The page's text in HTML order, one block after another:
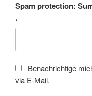
Spam protection:
*
Benachrichtige
via E-Mail.